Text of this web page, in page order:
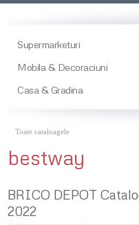
Supermarketuri
Mobila & Decoraciuni
Casa & Gradina
Toate cataloagele
bestway
BRICO DEPOT
2022